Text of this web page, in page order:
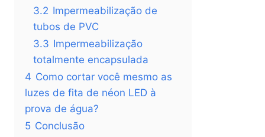
3.2 Impermeabilização de
tubos de PVC
3.3 Impermeabilização
totalmente encapsulada
4 Como cortar você mesmo as
luzes de fita de néon LED à
prova de água?
5 Conclusão